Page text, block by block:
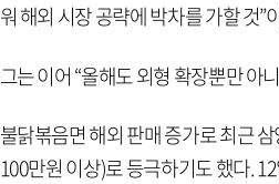
워 해외 시장 공략에 박차를 가할 것”
그는 이어 “올해도 외형 확장뿐만 아
불닭볶음면 해외 판매 증가로 최근
100만원 이상)로 등극하기도 했다.